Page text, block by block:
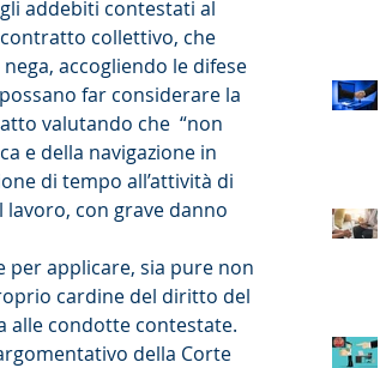
addebiti contestati al
collettivo, che
accogliendo le difese
far considerare la
valutando che  “non
e della navigazione in
di tempo all’attività di
lavoro, con grave danno
per applicare, sia pure non
cardine del diritto del
alle condotte contestate.
della Corte